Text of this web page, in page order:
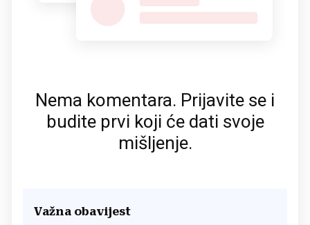
Nema komentara. Prijavite se i
budite prvi koji će dati svoje
mišljenje.
Važna obavijest